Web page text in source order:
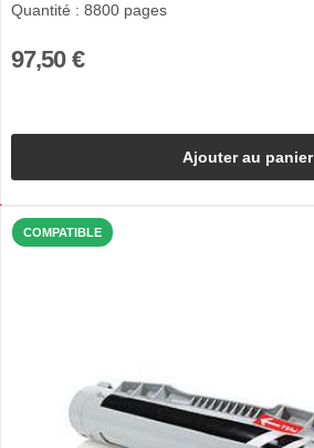
Quantité : 8800 pages
97,50 €
Ajouter au panier
COMPATIBLE